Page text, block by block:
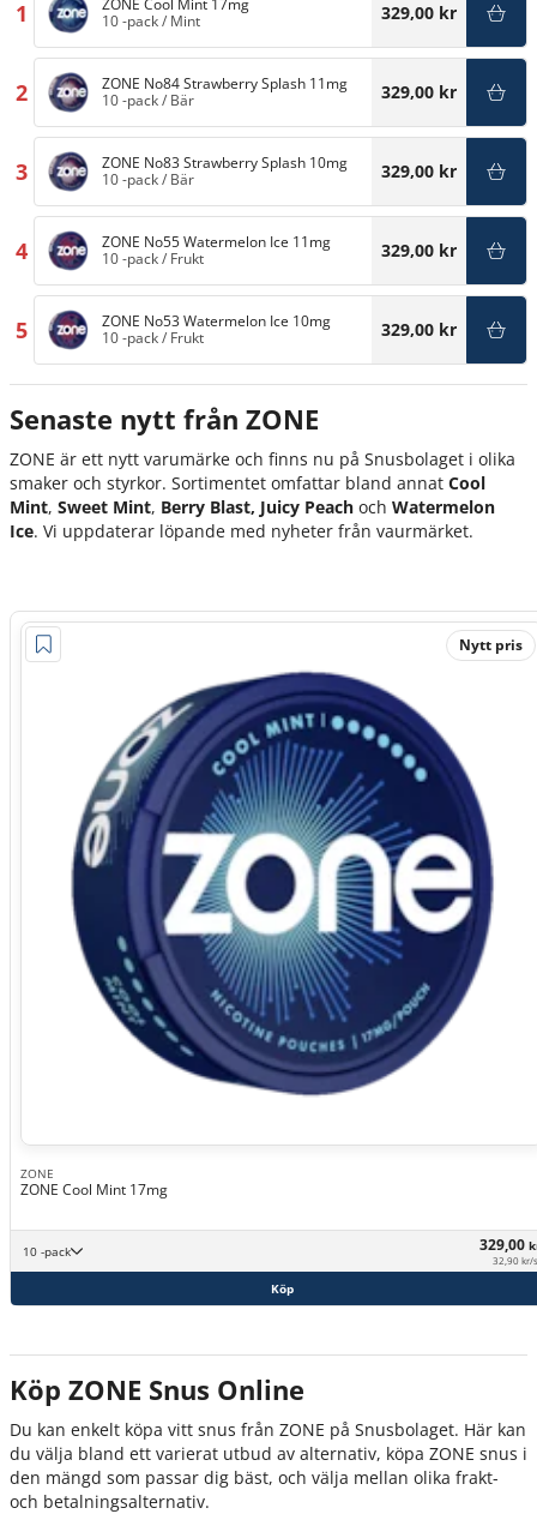
1
ZONE Cool Mint 17mg
10 -pack/ Mint 329,00 kr
2
ZONE No84 Strawberry Splash 11mg
10 -pack/ Bär 329,00 kr
3
ZONE No83 Strawberry Splash 10mg
10 -pack/ Bär 329,00 kr
4
ZONE No55 Watermelon Ice 11mg
10 -pack/ Frukt 329,00 kr
5
ZONE No53 Watermelon Ice 10mg
10 -pack/ Frukt 329,00 kr
Senaste nytt från ZONE
ZONE är ett nytt varumärke och finns nu på Snusbolaget i olika
smaker och styrkor. Sortimentet omfattar bland annat Cool
Mint, Sweet Mint, Berry Blast, Juicy Peach och Watermelon
Ice. Vi uppdaterar löpande med nyheter från vaurmärket.
Nytt pris
ZONE
ZONE Cool Mint 17mg
10 -pack 329,00
32,90 kr/
Köp
Köp ZONE Snus Online
Du kan enkelt köpa vitt snus från ZONE på Snusbolaget. Här kan
du välja bland ett varierat utbud av alternativ, köpa ZONE snus i
den mängd som passar dig bäst, och välja mellan olika frakt-
och betalningsalternativ.